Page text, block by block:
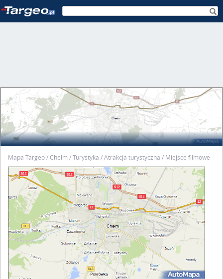
Mapa Targeo Chełm Turystyka Atrakcja turystyczna Miejsce filmowe